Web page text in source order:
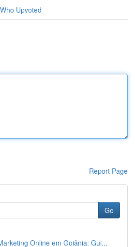
Who Upvoted
Report Page
Go
Online em Goiânia: Gui...